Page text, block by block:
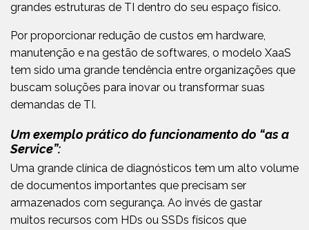
grandes estruturas de TI dentro do seu espaço físico.
Por proporcionar redução de custos em hardware,
manutenção e na gestão de softwares, o modelo XaaS
tem sido uma grande tendência entre organizações que
buscam soluções para inovar ou transformar suas
demandas de TI.
Um exemplo prático do funcionamento do “as a
Service”:
Uma grande clínica de diagnósticos tem um alto volume
de documentos importantes que precisam ser
armazenados com segurança. Ao invés de gastar
muitos recursos com HDs ou SSDs físicos que